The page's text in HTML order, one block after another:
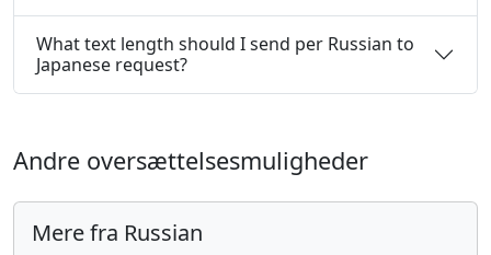
What text length should I send per Russian to
Japanese request?
Andre oversættelsesmuligheder
Mere fra Russian